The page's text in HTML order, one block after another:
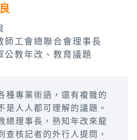
師工會總聯合會理事長
公教年改、教育議題
種專業術語，還有複雜的
是人人都可理解的議題。
總理事長，熟知年改來龍
查核記者的外行人提問，